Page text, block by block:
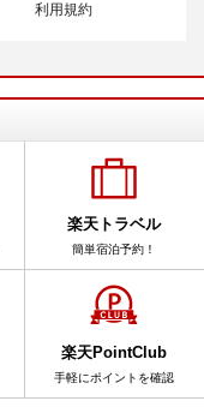
利用規約
楽天トラベル
簡単宿泊予約！
楽天PointClub
手軽にポイントを確認